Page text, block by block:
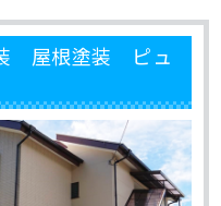
屋根塗装 ピュ